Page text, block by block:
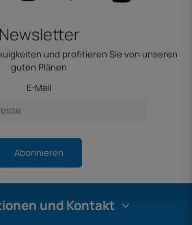
Newsletter
und profitieren Sie von unseren
guten Plänen
E-Mail
Abonnieren
und Kontakt